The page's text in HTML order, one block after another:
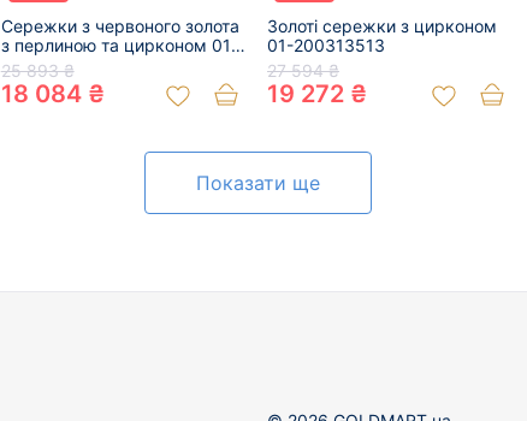
Сережки з червоного золота
з перлиною та цирконом 01-
200064835
25 893 ₴
18 084 ₴
Золоті сережки з цирконом
01-200313513
27 594 ₴
19 272 ₴
Показати ще